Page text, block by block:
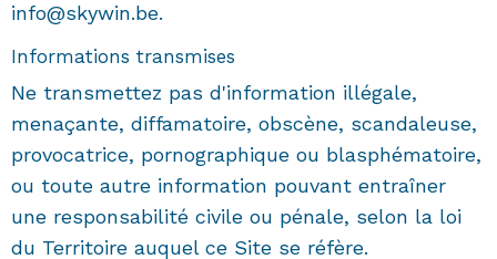
info@skywin.be.
Informations transmises
Ne transmettez pas d'information illégale,
menaçante, diffamatoire, obscène, scandaleuse,
provocatrice, pornographique ou blasphématoire,
ou toute autre information pouvant entraîner
une responsabilité civile ou pénale, selon la loi
du Territoire auquel ce Site se réfère.